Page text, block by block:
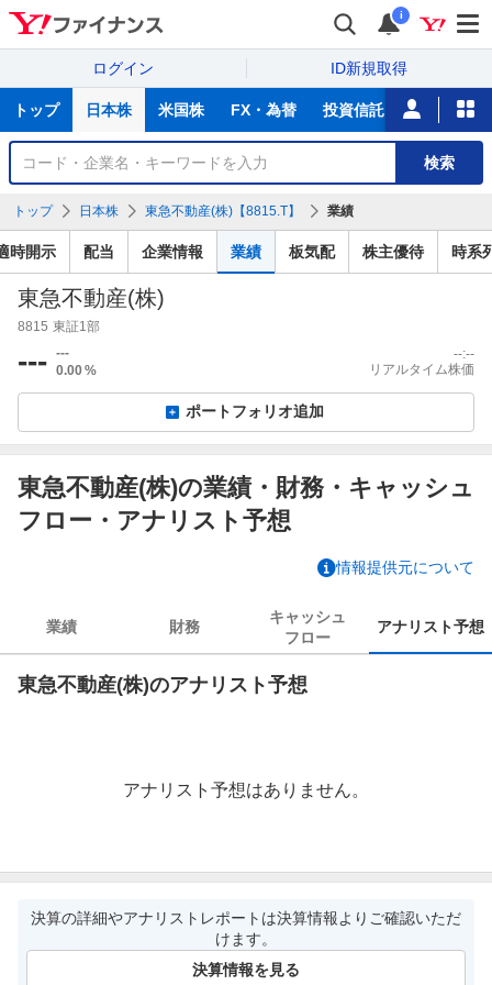
i
ログイン ID新規取得
サ
トップ 日本株 米国株 FX・為替 投資信託 ニュース
銘
検
索
検索
トップ 日本株 東急不動産(株)【8815.T】 業績
時開示 配当 企業情報 業績 板気配 株主優待 時系
東急不動産(株)
8815 東証1部
--- ---
0.00%
--:--
リアルタイム株価
ポートフォリオ追加
東急不動産(株)の業績・財務・キャッシュ
フロー・アナリスト予想
情報提供元について
業績 財務
キャッシュ
フロー
アナリスト予想
東急不動産(株)のアナリスト予想
アナリスト予想はありません。
決算の詳細やアナリストレポートは決算情報よりご確認いただ
けます。
決算情報を見る